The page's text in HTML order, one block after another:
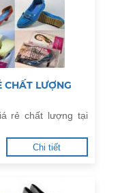
CHẤT LƯỢNG
rẻ chất lượng tại
Chi tiết